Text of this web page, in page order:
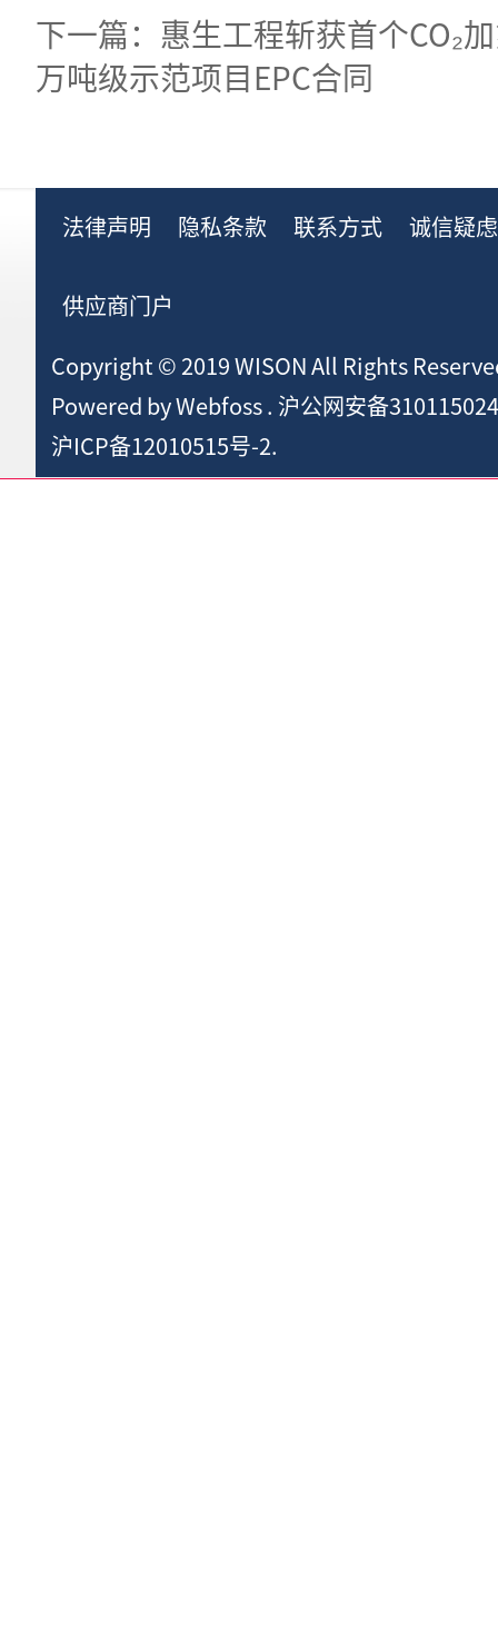
下一篇：惠生工程斩获首个CO₂
万吨级示范项目EPC合同
法律声明 隐私条款 联系方式 诚信疑
供应商门户
Copyright © 2019 WISON All Rights
Powered byWebfoss. 沪公网安备
沪ICP备12010515号-2.